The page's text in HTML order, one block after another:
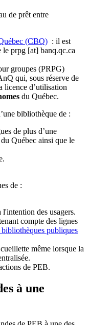
de prêt entre
(CBQ) : il est
le prpg [at] banq.qc.ca
groupes (PRPG)
qui, sous réserve de
licence d’utilisation
du Québec.
bibliothèque de :
de plus d’une
Québec ainsi que le
de :
des usagers.
compte des lignes
publiques
même lorsque la
de PEB.
à une